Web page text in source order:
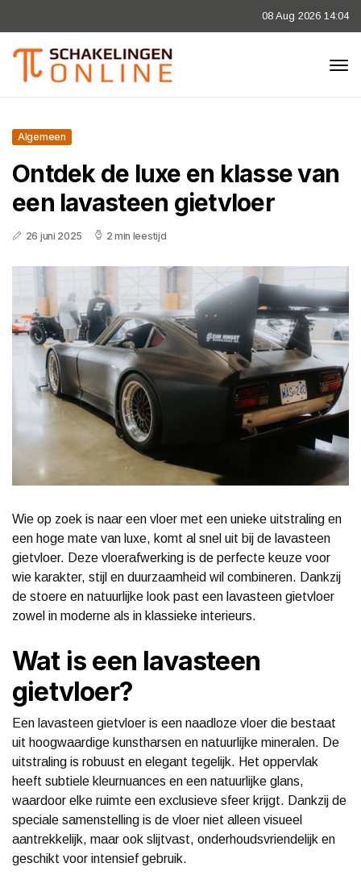
08 Aug 2026 14:04
Algemeen
Ontdek de luxe en klasse van
een lavasteen gietvloer
26 juni 2025 2 min leestijd
Wie op zoek is naar een vloer met een unieke uitstraling en
een hoge mate van luxe, komt al snel uit bij de lavasteen
gietvloer. Deze vloerafwerking is de perfecte keuze voor
wie karakter, stijl en duurzaamheid wil combineren. Dankzij
de stoere en natuurlijke look past een lavasteen gietvloer
zowel in moderne als in klassieke interieurs.
Wat is een lavasteen
gietvloer?
Een lavasteen gietvloer is een naadloze vloer die bestaat
uit hoogwaardige kunstharsen en natuurlijke mineralen. De
uitstraling is robuust en elegant tegelijk. Het oppervlak
heeft subtiele kleurnuances en een natuurlijke glans,
waardoor elke ruimte een exclusieve sfeer krijgt. Dankzij de
speciale samenstelling is de vloer niet alleen visueel
aantrekkelijk, maar ook slijtvast, onderhoudsvriendelijk en
geschikt voor intensief gebruik.